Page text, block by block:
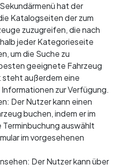
hat der
Katalogseiten der zum
zuzugreifen, die nach
jeder Kategorieseite
um die Suche zu
geeignete Fahrzeug
steht außerdem eine
zur Verfügung.
Der Nutzer kann einen
buchen, indem er im
auswählt
im vorgesehenen
Der Nutzer kann über